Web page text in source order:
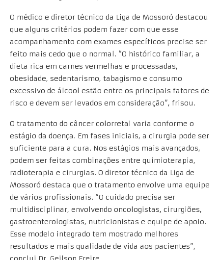
O médico e diretor técnico da Liga de Mossoró destacou
que alguns critérios podem fazer com que esse
acompanhamento com exames específicos precise ser
feito mais cedo que o normal. “O histórico familiar, a
dieta rica em carnes vermelhas e processadas,
obesidade, sedentarismo, tabagismo e consumo
excessivo de álcool estão entre os principais fatores de
risco e devem ser levados em consideração”, frisou.
O tratamento do câncer colorretal varia conforme o
estágio da doença. Em fases iniciais, a cirurgia pode ser
suficiente para a cura. Nos estágios mais avançados,
podem ser feitas combinações entre quimioterapia,
radioterapia e cirurgias. O diretor técnico da Liga de
Mossoró destaca que o tratamento envolve uma equipe
de vários profissionais. “O cuidado precisa ser
multidisciplinar, envolvendo oncologistas, cirurgiões,
gastroenterologistas, nutricionistas e equipe de apoio.
Esse modelo integrado tem mostrado melhores
resultados e mais qualidade de vida aos pacientes”,